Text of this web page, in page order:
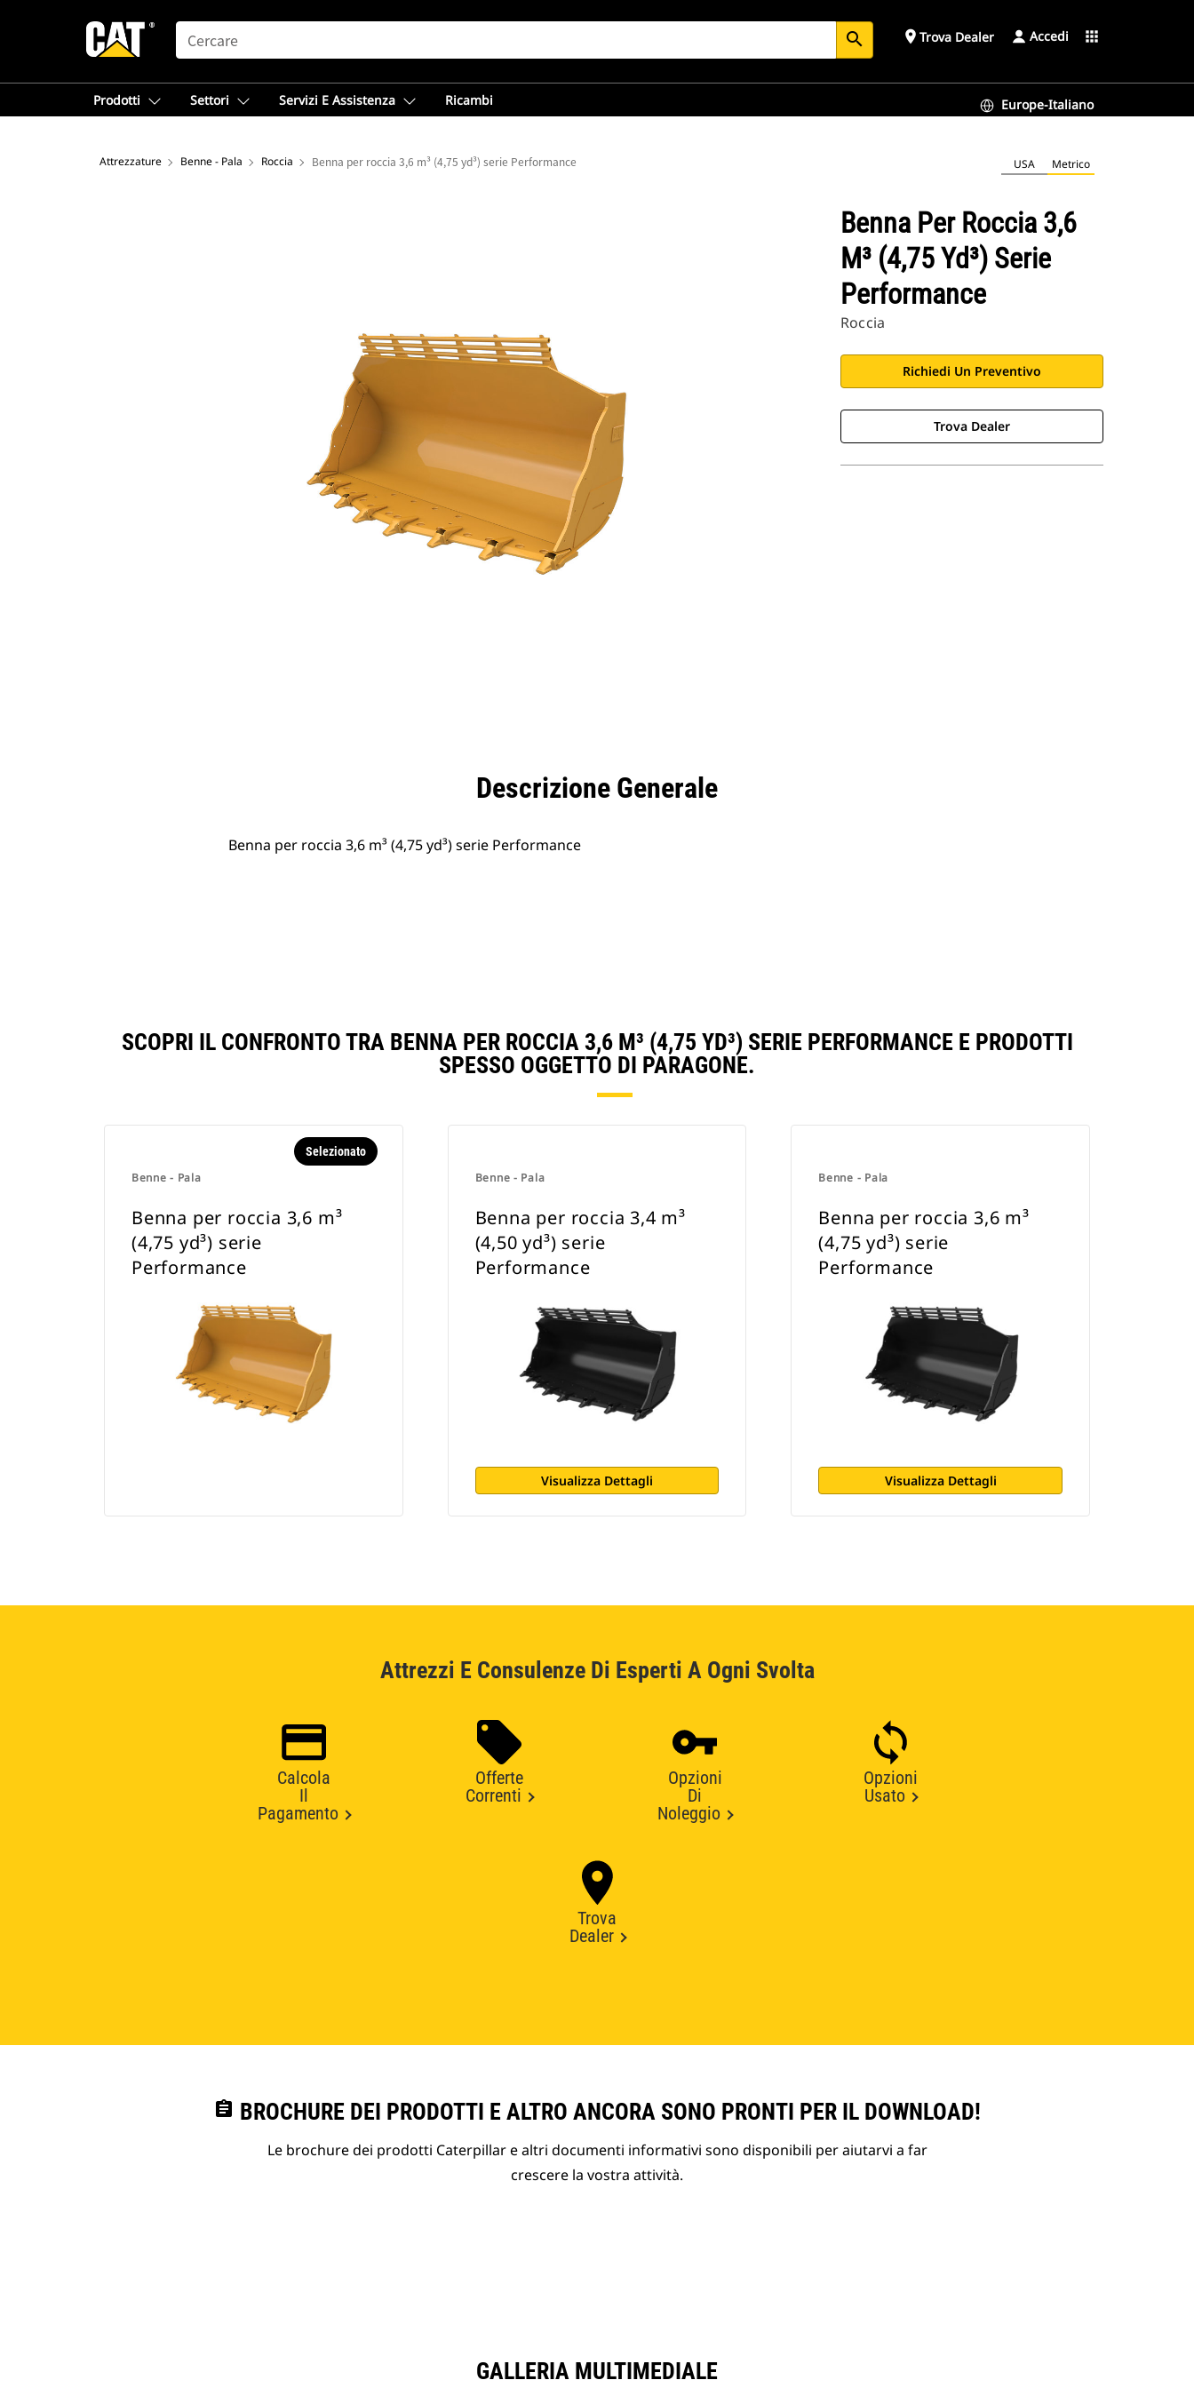
SEARCH search place Trova Dealer Accedi apps
Prodotti Settori Servizi E Assistenza Ricambi Europe-Italiano
Attrezzature Benne - Pala Roccia Benna per roccia 3,6 m³ (4,75 yd³) serie Performance USA Metrico
Benna Per Roccia 3,6
M³ (4,75 Yd³) Serie
Performance
Roccia
Richiedi Un Preventivo
Trova Dealer
Descrizione Generale
Benna per roccia 3,6 m³ (4,75 yd³) serie Performance
SCOPRI IL CONFRONTO TRA BENNA PER ROCCIA 3,6 M³ (4,75 YD³) SERIE PERFORMANCE E PRODOTTI
SPESSO OGGETTO DI PARAGONE.
Benne - Pala
Selezionato
Benna per roccia 3,6 m³
(4,75 yd³) serie
Performance
Benne - Pala
Benna per roccia 3,4 m³
(4,50 yd³) serie
Performance
Visualizza Dettagli
Benne - Pala
Benna per roccia 3,6 m³
(4,75 yd³) serie
Performance
Visualizza Dettagli
Attrezzi E Consulenze Di Esperti A Ogni Svolta
Calcola
Il
Pagamento
Offerte
Correnti
Opzioni
Di
Noleggio
Opzioni
Usato
Trova
Dealer
assignment BROCHURE DEI PRODOTTI E ALTRO ANCORA SONO PRONTI PER IL DOWNLOAD!
Le brochure dei prodotti Caterpillar e altri documenti informativi sono disponibili per aiutarvi a far
crescere la vostra attività.
GALLERIA MULTIMEDIALE